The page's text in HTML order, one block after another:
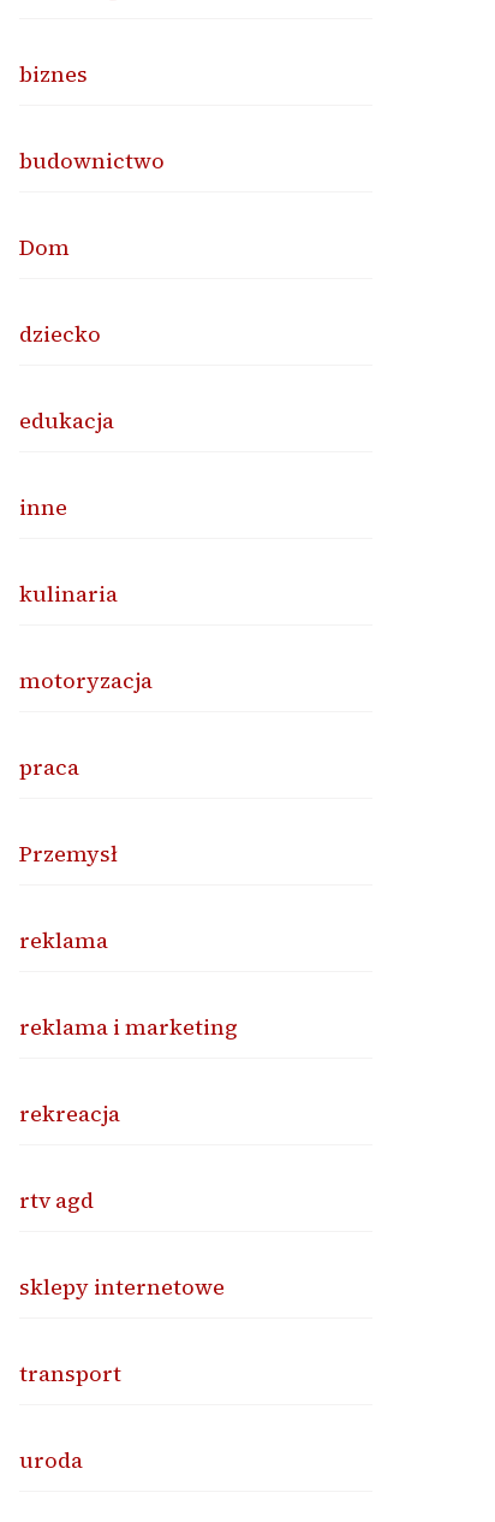
biznes
budownictwo
Dom
dziecko
edukacja
inne
kulinaria
motoryzacja
praca
Przemysł
reklama
reklama i marketing
rekreacja
rtv agd
sklepy internetowe
transport
uroda